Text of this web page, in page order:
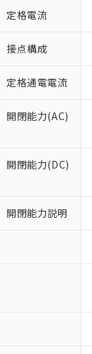
定格電流
接点構成
定格通電電流
開閉能力(AC)
開閉能力(DC)
開閉能力説明